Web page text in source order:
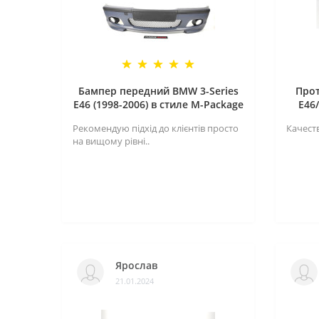
BMW X4 G02 (2018-…)
BMW X5 E53 (1999-2006)
BMW X5 E70 (2006-2013)
BMW X5 F15 (2013-2018)
BMW X5M F85 (2014-2018)
BMW X5 G05 (2018-…)
BMW X6 G06 (2019-…)
Расширители колесных арок
Бампер передний BMW 3-Series
E46 (1998-2006) в стиле M-Package
Рекомендую підхід до клієнтів просто
на вищому рівні..
Ярослав
21.01.2024